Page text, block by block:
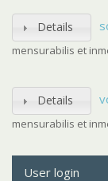
Details
mensurabilis et
Details
mensurabilis et
User login